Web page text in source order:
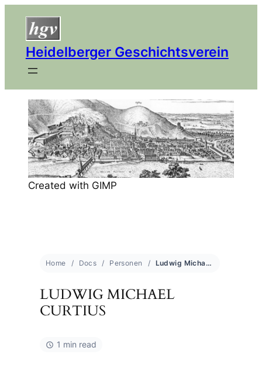
Heidelberger Geschichtsverein
Created with GIMP
Home Docs Personen Ludwig Michael Curtius
LUDWIG MICHAEL
CURTIUS
1 min read